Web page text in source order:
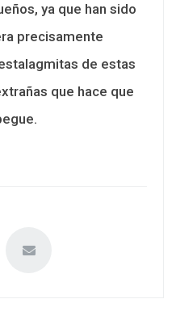
ya que han sido
precisamente
de estas
que hace que